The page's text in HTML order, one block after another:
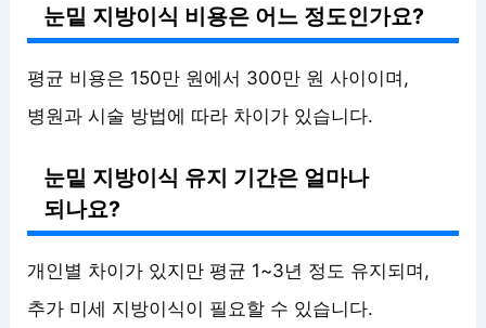
눈밑 지방이식 비용은 어느 정도인가요?
평균 비용은 150만 원에서 300만 원 사이이며,
병원과 시술 방법에 따라 차이가 있습니다.
눈밑 지방이식 유지 기간은 얼마나
되나요?
개인별 차이가 있지만 평균 1~3년 정도 유지되며,
추가 미세 지방이식이 필요할 수 있습니다.